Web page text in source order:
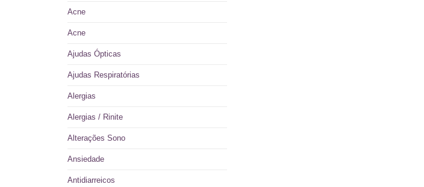
Acne
Acne
Ajudas Ópticas
Ajudas Respiratórias
Alergias
Alergias / Rinite
Alterações Sono
Ansiedade
Antidiarreicos